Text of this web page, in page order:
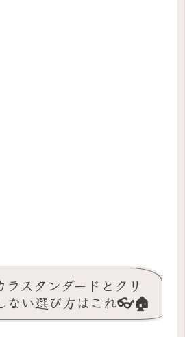
ラスタンダードとクリ
ない選び方はこれ👓🏠